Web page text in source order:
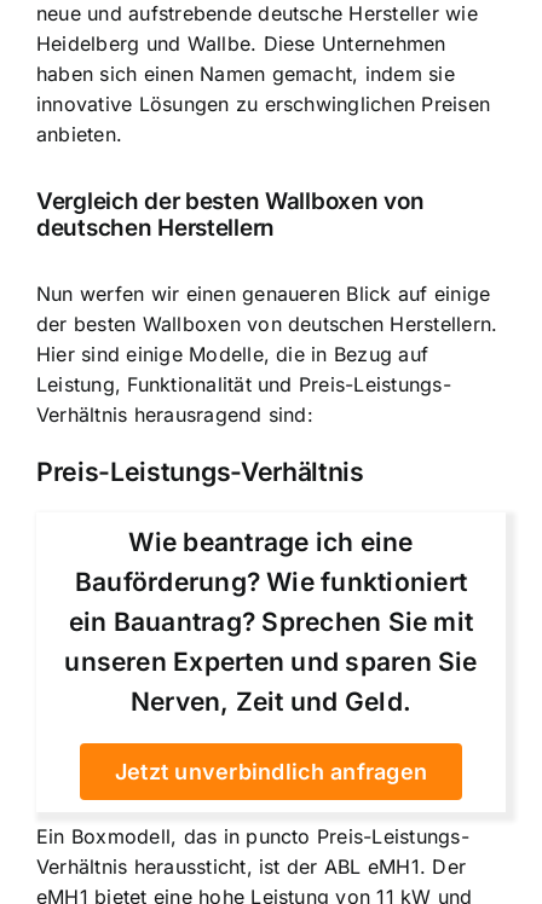
neue und aufstrebende deutsche Hersteller wie
Heidelberg und Wallbe. Diese Unternehmen
haben sich einen Namen gemacht, indem sie
innovative Lösungen zu erschwinglichen Preisen
anbieten.
Vergleich der besten Wallboxen von
deutschen Herstellern
Nun werfen wir einen genaueren Blick auf einige
der besten Wallboxen von deutschen Herstellern.
Hier sind einige Modelle, die in Bezug auf
Leistung, Funktionalität und Preis-Leistungs-
Verhältnis herausragend sind:
Preis-Leistungs-Verhältnis
Wie beantrage ich eine
Bauförderung? Wie funktioniert
ein Bauantrag? Sprechen Sie mit
unseren Experten und sparen Sie
Nerven, Zeit und Geld.
Jetzt unverbindlich anfragen
Ein Boxmodell, das in puncto Preis-Leistungs-
Verhältnis heraussticht, ist der ABL eMH1. Der
eMH1 bietet eine hohe Leistung von 11 kW und